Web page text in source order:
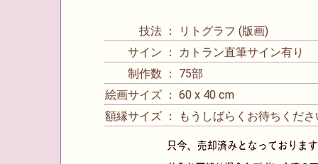
技法 ： リトグラフ (版画)
サイン ： カトラン直筆サイン有り
制作数 ： 75部
絵画サイズ ： 60 x 40 cm
額縁サイズ ： もうしばらくお待ちくだ